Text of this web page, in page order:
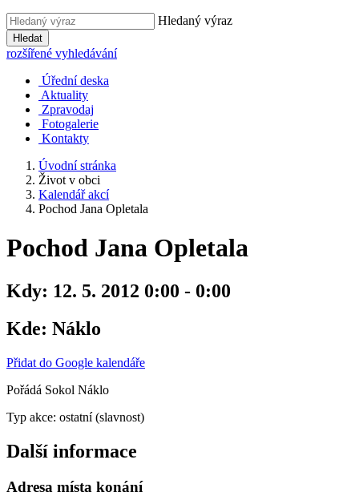
Hledaný výraz
Hledat
rozšířené vyhledávání
Úřední deska
Aktuality
Zpravodaj
Fotogalerie
Kontakty
Úvodní stránka
Život v obci
Kalendář akcí
Pochod Jana Opletala
Pochod Jana Opletala
Kdy: 12. 5. 2012 0:00 - 0:00
Kde: Náklo
Přidat do Google kalendáře
Pořádá Sokol Náklo
Typ akce: ostatní (slavnost)
Další informace
Adresa místa konání